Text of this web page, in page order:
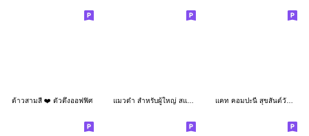
ต้าวสามสี ❤️ ตัวตึงออฟฟิศ แคท คอมปะนี สุขสันต์วันคริสต์มาส ปีใหม่